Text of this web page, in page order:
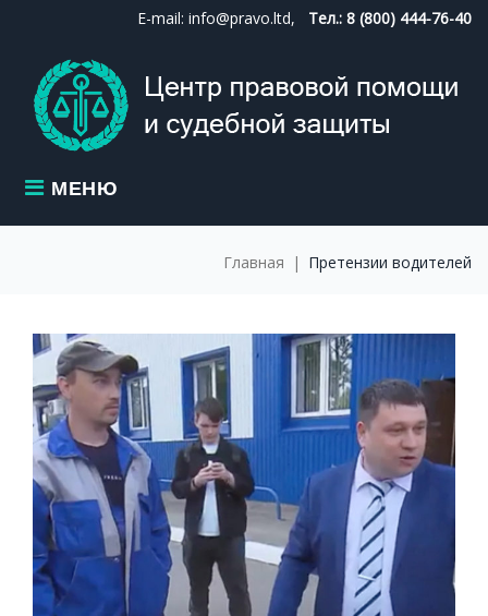
content
E-mail: info@pravo.ltd, Тел.: 8 (800) 444-76-40
МЕНЮ
Главная | Претензии водителей
МЕТКА:
ПРЕТЕНЗИИ
ВОДИТЕЛЕЙ